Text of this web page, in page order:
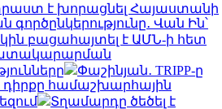
է խորացնել Հայաստանի
Վան Ին՝
բացահայտել է ԱՄՆ-ի հետ
մատակարարման
Փաշինյան․ TRIPP-ը
համաշխարհային
Տղամարդը ծեծել է